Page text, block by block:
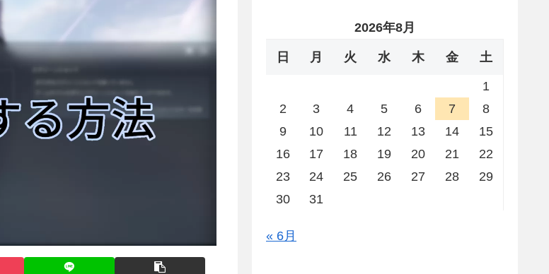
2026年8月
日 月 火 水 木 金 土
1
2
3 4 5 6 7
8
9
10 11 12 13 14
15
16
17 18 19 20 21
22
23
24 25 26 27 28
29
30
31
« 6月